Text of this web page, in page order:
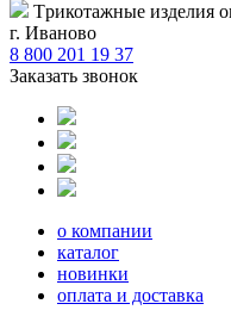
Tрикотажные изделия
г. Иваново
8 800 201 19 37
Заказать звонок
о компании
каталог
новинки
оплата и доставка